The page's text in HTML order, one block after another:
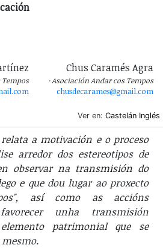
Chus Caramés Agra
Asociación Andar cos Tempos
chusdecarames@gmail.com
Ver en:Castelán Inglés
a motivación e o proceso
arredor dos estereotipos de
observar na transmisión do
e que dou lugar ao proxecto
así como as accións
unha transmisión
patrimonial que se
mesmo.